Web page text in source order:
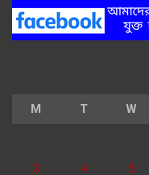
M T W
3 4 5